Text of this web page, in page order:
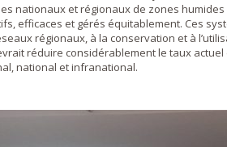
nationaux et régionaux de zones
efficaces et gérés équitablement. Ces
régionaux, à la conservation et à
réduire considérablement le taux
national et infranational.